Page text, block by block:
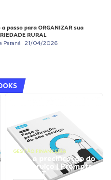
a passo para ORGANIZAR sua
RURAL
Paraná 21/04/2026
GESTÃO FINANCEIRA
Faça a precificação do
seu serviço | Prompts
ChatGPT